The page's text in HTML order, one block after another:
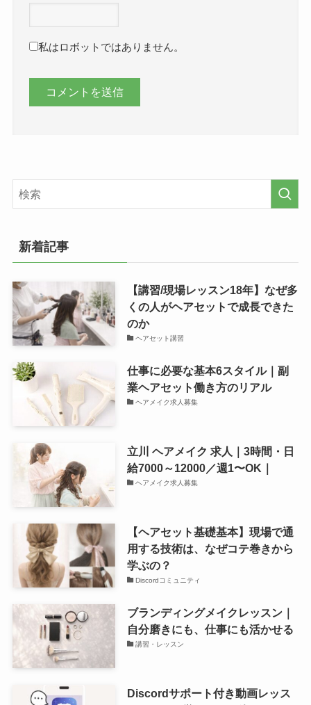
私はロボットではありません。
新着記事
【講習/現場レッスン18年】なぜ多
くの人がヘアセットで成長できた
のか
ヘアセット講習
仕事に必要な基本6スタイル｜副
業ヘアセット働き方のリアル
ヘアメイク求人募集
立川 ヘアメイク 求人｜3時間・日
給7000～12000／週1〜OK｜
ヘアメイク求人募集
【ヘアセット基礎基本】現場で通
用する技術は、なぜコテ巻きから
学ぶの？
Discordコミュニティ
ブランディングメイクレッスン｜
自分磨きにも、仕事にも活かせる
講習・レッスン
Discordサポート付き動画レッス